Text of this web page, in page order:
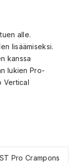
alle.
lisäämiseksi.
kanssa
lukien Pro-
Vertical